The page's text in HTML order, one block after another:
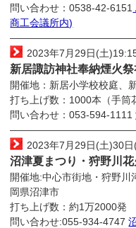
問い合わせ：0538-42-6151
商工会議所内)
2023年7月29日(土
新居諏訪神社奉納煙火
開催地：新居小学校校庭、
打ち上げ数：1000本（手筒
問い合わせ：053-594-1111
2023年7月29日(土)30
沼津夏まつり・狩野川
開催地:中心市街地・狩野
岡県沼津市
打ち上げ数：約1万2000発
問い合わせ:055-934-4747